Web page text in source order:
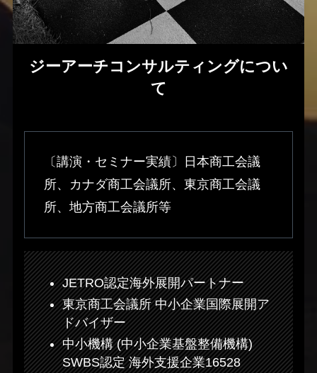
ジーアーチコンサルティングについ
て
〔講演・セミナー実績〕日本商工会議
所、カナダ商工会議所、東京商工会議
所、地方商工会議所等
JETRO認定海外展開パートナー
東京商工会議所 中小企業国際展開ア
ドバイザー
中小機構 (中小企業基盤整備機構)
SWBS認定 海外支援企業16528